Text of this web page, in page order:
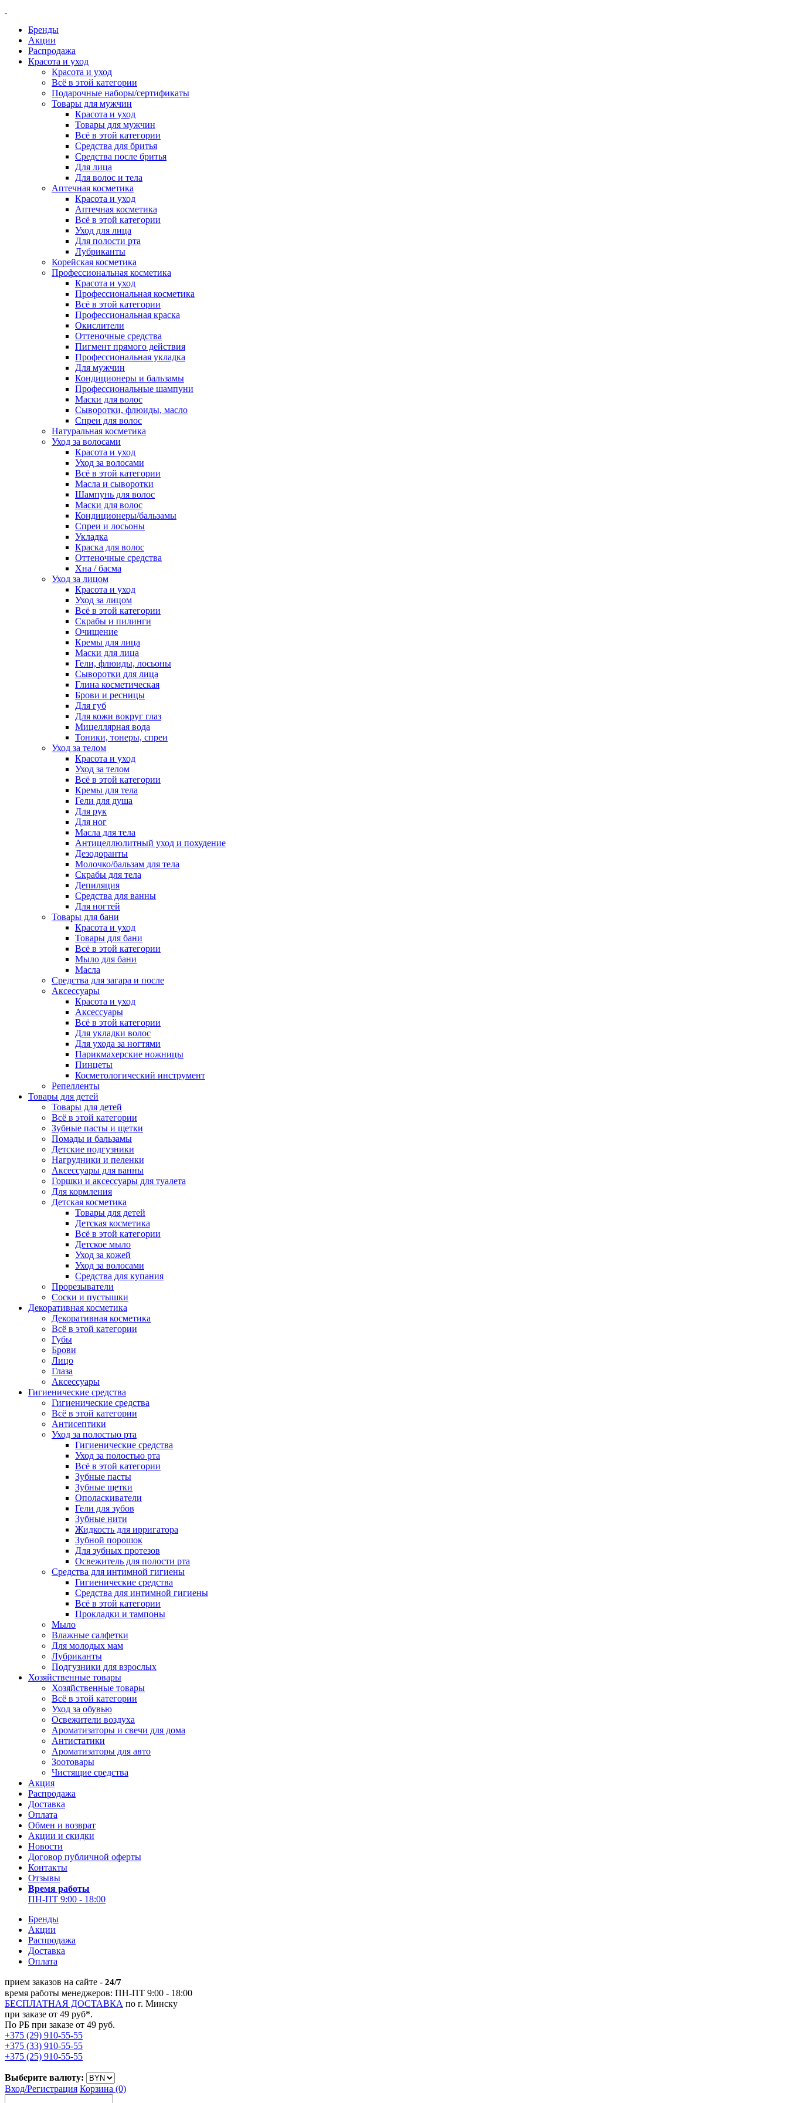
Бренды
Акции
Распродажа
Красота и уход
Красота и уход
Всё в этой категории
Подарочные наборы/сертификаты
Товары для мужчин
Красота и уход
Товары для мужчин
Всё в этой категории
Средства для бритья
Средства после бритья
Для лица
Для волос и тела
Аптечная косметика
Красота и уход
Аптечная косметика
Всё в этой категории
Уход для лица
Для полости рта
Лубриканты
Корейская косметика
Профессиональная косметика
Красота и уход
Профессиональная косметика
Всё в этой категории
Профессиональная краска
Окислители
Оттеночные средства
Пигмент прямого действия
Профессиональная укладка
Для мужчин
Кондиционеры и бальзамы
Профессиональные шампуни
Маски для волос
Сыворотки, флюиды, масло
Спреи для волос
Натуральная косметика
Уход за волосами
Красота и уход
Уход за волосами
Всё в этой категории
Масла и сыворотки
Шампунь для волос
Маски для волос
Кондиционеры/бальзамы
Спреи и лосьоны
Укладка
Краска для волос
Оттеночные средства
Хна / басма
Уход за лицом
Красота и уход
Уход за лицом
Всё в этой категории
Скрабы и пилинги
Очищение
Кремы для лица
Маски для лица
Гели, флюиды, лосьоны
Сыворотки для лица
Глина косметическая
Брови и ресницы
Для губ
Для кожи вокруг глаз
Мицеллярная вода
Тоники, тонеры, спреи
Уход за телом
Красота и уход
Уход за телом
Всё в этой категории
Кремы для тела
Гели для душа
Для рук
Для ног
Масла для тела
Антицеллюлитный уход и похудение
Дезодоранты
Молочко/бальзам для тела
Скрабы для тела
Депиляция
Средства для ванны
Для ногтей
Товары для бани
Красота и уход
Товары для бани
Всё в этой категории
Мыло для бани
Масла
Средства для загара и после
Аксессуары
Красота и уход
Аксессуары
Всё в этой категории
Для укладки волос
Для ухода за ногтями
Парикмахерские ножницы
Пинцеты
Косметологический инструмент
Репелленты
Товары для детей
Товары для детей
Всё в этой категории
Зубные пасты и щетки
Помады и бальзамы
Детские подгузники
Нагрудники и пеленки
Аксессуары для ванны
Горшки и аксессуары для туалета
Для кормления
Детская косметика
Товары для детей
Детская косметика
Всё в этой категории
Детское мыло
Уход за кожей
Уход за волосами
Средства для купания
Прорезыватели
Соски и пустышки
Декоративная косметика
Декоративная косметика
Всё в этой категории
Губы
Брови
Лицо
Глаза
Аксессуары
Гигиенические средства
Гигиенические средства
Всё в этой категории
Антисептики
Уход за полостью рта
Гигиенические средства
Уход за полостью рта
Всё в этой категории
Зубные пасты
Зубные щетки
Ополаскиватели
Гели для зубов
Зубные нити
Жидкость для ирригатора
Зубной порошок
Для зубных протезов
Освежитель для полости рта
Средства для интимной гигиены
Гигиенические средства
Средства для интимной гигиены
Всё в этой категории
Прокладки и тампоны
Мыло
Влажные салфетки
Для молодых мам
Лубриканты
Подгузники для взрослых
Хозяйственные товары
Хозяйственные товары
Всё в этой категории
Уход за обувью
Освежители воздуха
Ароматизаторы и свечи для дома
Антистатики
Ароматизаторы для авто
Зоотовары
Чистящие средства
Акция
Распродажа
Доставка
Оплата
Обмен и возврат
Акции и скидки
Новости
Договор публичной оферты
Контакты
Отзывы
Время работы
ПН-ПТ 9:00 - 18:00
Бренды
Акции
Распродажа
Доставка
Оплата
прием заказов на сайте - 24/7
время работы менеджеров: ПН-ПТ 9:00 - 18:00
БЕСПЛАТНАЯ ДОСТАВКА по г. Минску
при заказе от 49 руб*.
По РБ при заказе от 49 руб.
+375 (29) 910-55-55
+375 (33) 910-55-55
+375 (25) 910-55-55
Выберите валюту:
Вход/Регистрация Корзина (0)